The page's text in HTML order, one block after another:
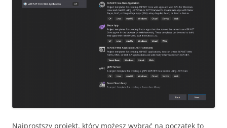
Najprostszy projekt, który możesz wybrać na początek to